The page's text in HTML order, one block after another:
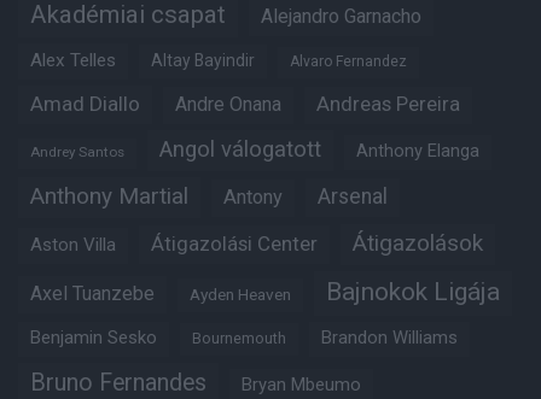
Akadémiai csapat Alejandro Garnacho
Alex Telles Altay Bayindir Alvaro Fernandez
Amad Diallo Andre Onana Andreas Pereira
Andrey Santos Angol válogatott Anthony Elanga
Anthony Martial Antony Arsenal
Aston Villa Átigazolási Center Átigazolások
Axel Tuanzebe Ayden Heaven Bajnokok Ligája
Benjamin Sesko Bournemouth Brandon Williams
Bruno Fernandes Bryan Mbeumo